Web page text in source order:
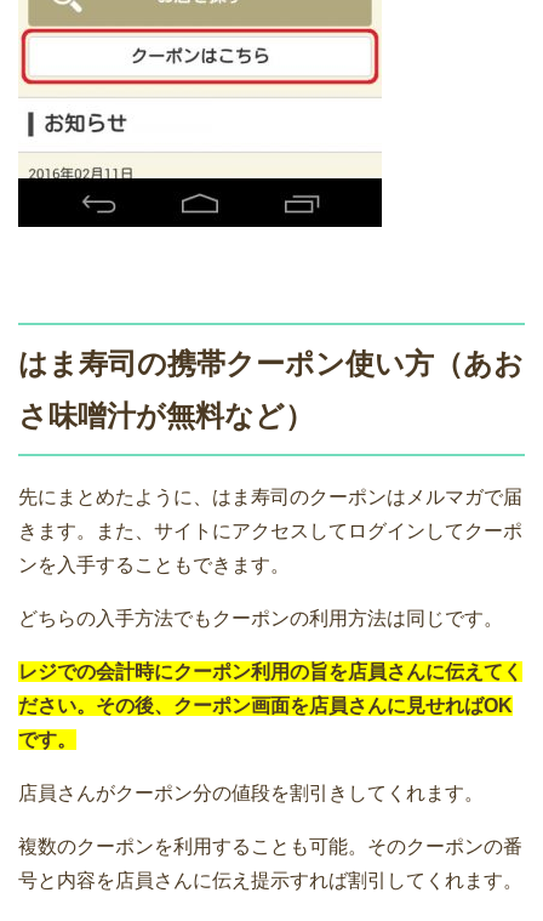
はま寿司の携帯クーポン使い方（あお
さ味噌汁が無料など）
先にまとめたように、はま寿司のクーポンはメルマガで届
きます。また、サイトにアクセスしてログインしてクーポ
ンを入手することもできます。
どちらの入手方法でもクーポンの利用方法は同じです。
レジでの会計時にクーポン利用の旨を店員さんに伝えてく
ださい。その後、クーポン画面を店員さんに見せればOK
です。
店員さんがクーポン分の値段を割引きしてくれます。
複数のクーポンを利用することも可能。そのクーポンの番
号と内容を店員さんに伝え提示すれば割引してくれます。